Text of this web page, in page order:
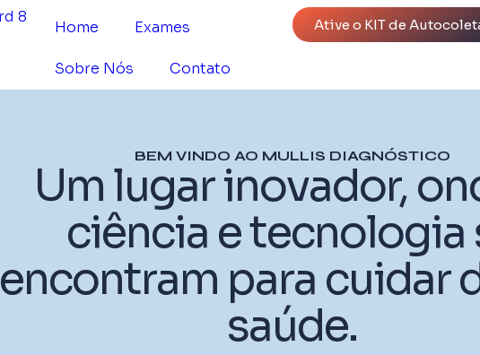
Home Exames
Sobre Nós Contato
Ative o KIT de
BEM VINDO AO MULLIS DIAGNÓSTICO
Um lugar inovador,
ciência e tecnologia
encontram para cuidar
saúde.